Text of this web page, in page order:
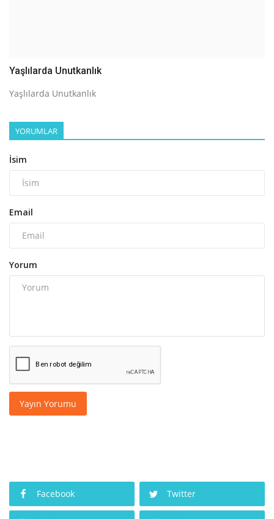
Yaşlılarda Unutkanlık
Yaşlılarda Unutkanlık
YORUMLAR
İsim
Email
Yorum
Yayın Yorumu
Facebook Twitter